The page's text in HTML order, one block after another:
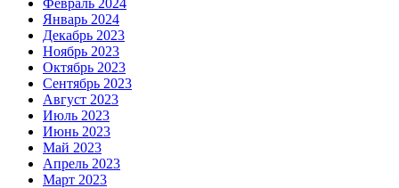
Январь 2024
Декабрь 2023
Ноябрь 2023
Октябрь 2023
Сентябрь 2023
Август 2023
Июль 2023
Июнь 2023
Май 2023
Апрель 2023
Март 2023